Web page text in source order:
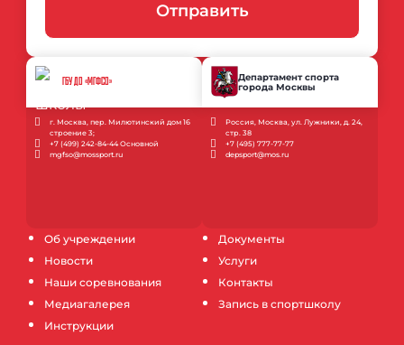
Об учреждении
Новости
Наши соревнования
Медиагалерея
Инструкции
Документы
Услуги
Контакты
Запись в спортшколу
Отправить
ГБУ ДО «МГФСО»
г. Москва, пер. Милютинский дом 16
строение 3;
+7 (499) 242-84-44 Основной
mgfso@mossport.ru
Департамент спорта
города Москвы
Россия, Москва, ул. Лужники, д. 24,
стр. 38
+7 (495) 777-77-77
depsport@mos.ru